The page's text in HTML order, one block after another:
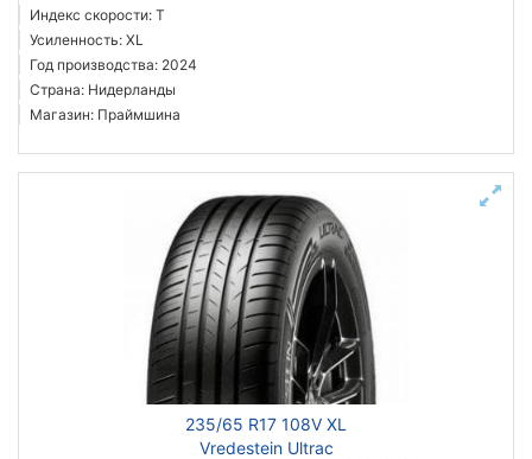
Индекс скорости: T
Усиленность: XL
Год производства: 2024
Страна: Нидерланды
Магазин: Праймшина
235/65 R17 108V XL
Vredestein Ultrac